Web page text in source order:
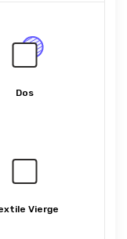
Dos
Vierge